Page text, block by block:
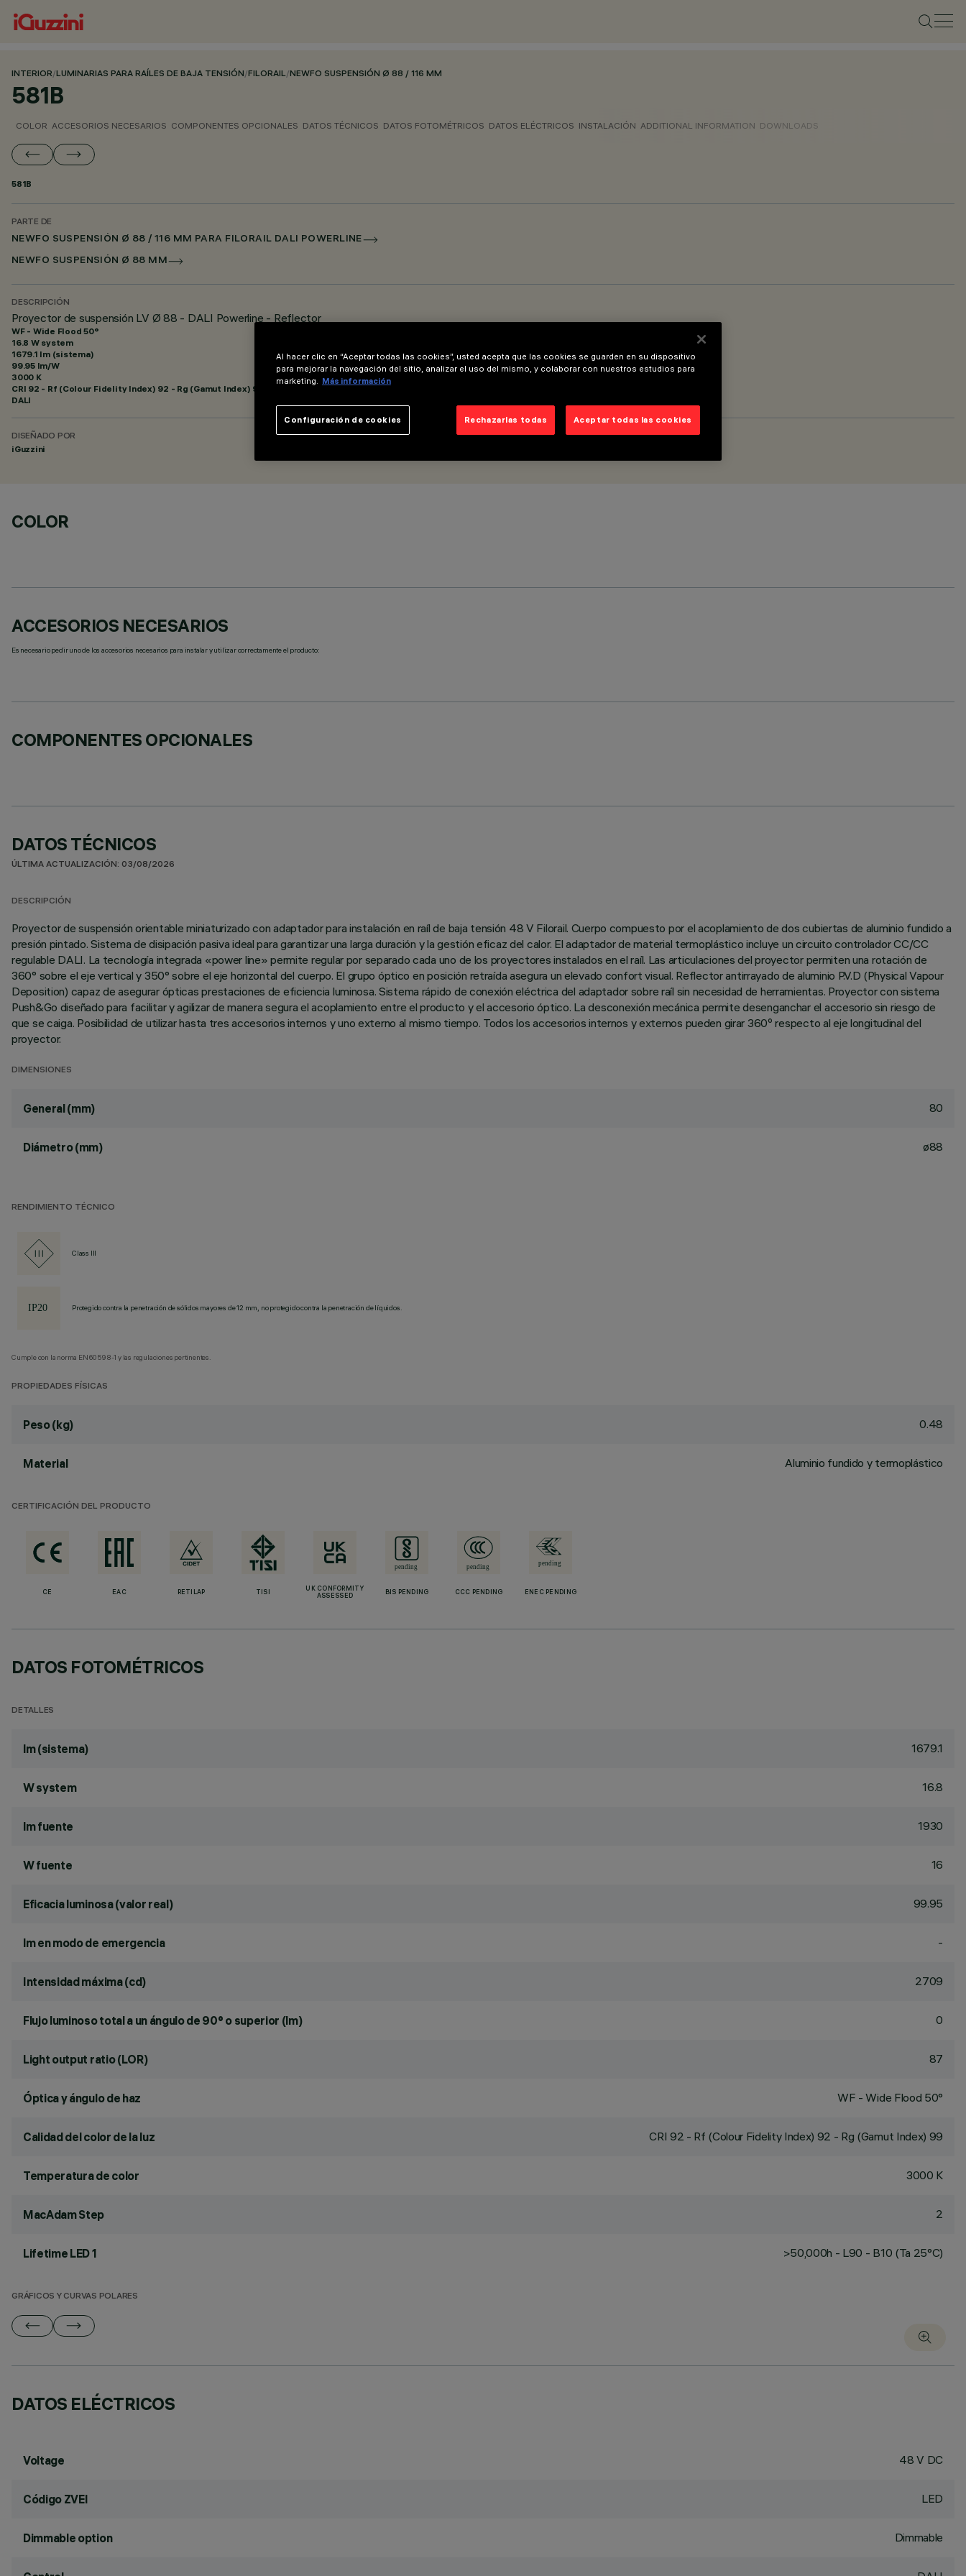
INTERIOR/LUMINARIAS PARA RAÍLES DE BAJA TENSIÓN/FILORAIL/NEWFO SUSPENSIÓN Ø 88 / 116 MM
581B
COLOR ACCESORIOS NECESARIOS COMPONENTES OPCIONALES DATOS TÉCNICOS DATOS FOTOMÉTRICOS DATOS ELÉCTRICOS INSTALACIÓN ADDITIONAL INFORMATION DOWNLOADS
581B
PARTE DE
NEWFO SUSPENSIÓN Ø 88 / 116 MM PARA FILORAIL DALI POWERLINE
NEWFO SUSPENSIÓN Ø 88 MM
DESCRIPCIÓN
Proyector de suspensión LV Ø 88 - DALI Powerline - Reflector
WF - Wide Flood 50°
16.8 W system
1679.1 lm (sistema)
99.95 lm/W
3000 K
CRI 92 - Rf (Colour Fidelity Index) 92 - Rg (Gamut Index) 99
DALI
DISEÑADO POR
iGuzzini
COLOR
ACCESORIOS NECESARIOS
Es necesario pedir uno de los accesorios necesarios para instalar y utilizar correctamente el producto:
COMPONENTES OPCIONALES
DATOS TÉCNICOS
ÚLTIMA ACTUALIZACIÓN: 03/08/2026
DESCRIPCIÓN
Proyector de suspensión orientable miniaturizado con adaptador para instalación en raíl de baja tensión 48 V Filorail. Cuerpo compuesto por el acoplamiento de dos cubiertas de aluminio fundido a
presión pintado. Sistema de disipación pasiva ideal para garantizar una larga duración y la gestión eficaz del calor. El adaptador de material termoplástico incluye un circuito controlador CC/CC
regulable DALI. La tecnología integrada «power line» permite regular por separado cada uno de los proyectores instalados en el raíl. Las articulaciones del proyector permiten una rotación de
360° sobre el eje vertical y 350° sobre el eje horizontal del cuerpo. El grupo óptico en posición retraída asegura un elevado confort visual. Reflector antirrayado de aluminio P.V.D (Physical Vapour
Deposition) capaz de asegurar ópticas prestaciones de eficiencia luminosa. Sistema rápido de conexión eléctrica del adaptador sobre raíl sin necesidad de herramientas. Proyector con sistema
Push&Go diseñado para facilitar y agilizar de manera segura el acoplamiento entre el producto y el accesorio óptico. La desconexión mecánica permite desenganchar el accesorio sin riesgo de
que se caiga. Posibilidad de utilizar hasta tres accesorios internos y uno externo al mismo tiempo. Todos los accesorios internos y externos pueden girar 360º respecto al eje longitudinal del
proyector.
DIMENSIONES
General (mm) 80
Diámetro (mm) ø88
RENDIMIENTO TÉCNICO
Class III
Protegido contra la penetración de sólidos mayores de 12 mm, no protegido contra la penetración de líquidos.
Cumple con la norma EN60598-1 y las regulaciones pertinentes.
PROPIEDADES FÍSICAS
Peso (kg) 0.48
Material Aluminio fundido y termoplástico
CERTIFICACIÓN DEL PRODUCTO
CE EAC RETILAP TISI
UK CONFORMITY
ASSESSED
BIS PENDING CCC PENDING ENEC PENDING
DATOS FOTOMÉTRICOS
DETALLES
lm (sistema) 1679.1
W system 16.8
lm fuente 1930
W fuente 16
Eficacia luminosa (valor real) 99.95
lm en modo de emergencia -
Intensidad máxima (cd) 2709
Flujo luminoso total a un ángulo de 90° o superior (lm) 0
Light output ratio (LOR) 87
Óptica y ángulo de haz WF - Wide Flood 50°
Calidad del color de la luz CRI 92 - Rf (Colour Fidelity Index) 92 - Rg (Gamut Index) 99
Temperatura de color 3000 K
MacAdam Step 2
Lifetime LED 1 >50,000h - L90 - B10 (Ta 25°C)
GRÁFICOS Y CURVAS POLARES
DATOS ELÉCTRICOS
Voltage 48 V DC
Código ZVEI LED
Dimmable option Dimmable
Al hacer clic en “Aceptar todas las cookies”, usted acepta que las cookies se guarden en su dispositivo
para mejorar la navegación del sitio, analizar el uso del mismo, y colaborar con nuestros estudios para
marketing. Más información
Rechazarlas todas Aceptar todas las cookies
Configuración de cookies